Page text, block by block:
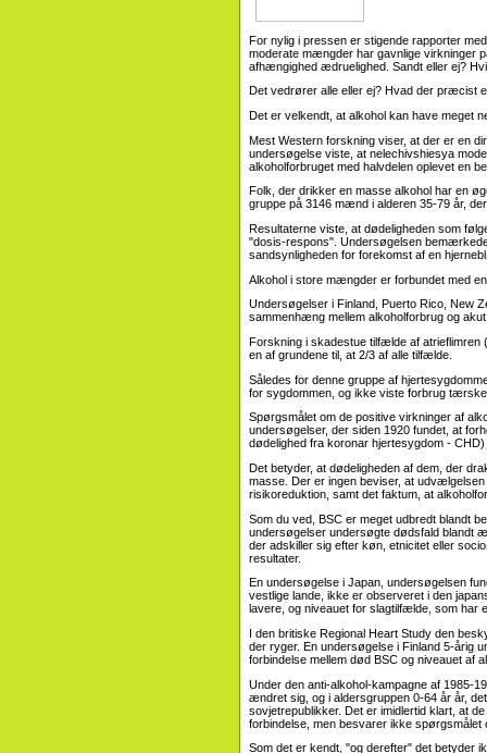
For nylig i pressen er stigende rapporter
moderate mængder har gavnlige virkninger
afhængighed ædruelighed. Sandt eller ej?
Det vedrører alle eller ej? Hvad der præcist
Det er velkendt, at alkohol kan have meget
Mest Western forskning viser, at der er en
undersøgelse viste, at nelechivshiesya
alkoholforbruget med halvdelen oplevet en
Folk, der drikker en masse alkohol har en
gruppe på 3146 mænd i alderen 35-79 år,
Resultaterne viste, at dødeligheden som
"dosis-respons". Undersøgelsen
sandsynligheden for forekomst af en
Alkohol i store mængder er forbundet med
Undersøgelser i Finland, Puerto Rico, New
sammenhæng mellem alkoholforbrug og
Forskning i skadestue tilfælde af
en af ​​grundene til, at 2/3 af alle tilfælde.
Således for denne gruppe af
for sygdommen, og ikke viste forbrug
Spørgsmålet om de positive virkninger af
undersøgelser, der siden 1920 fundet, at
dødelighed fra koronar hjertesygdom -
Det betyder, at dødeligheden af ​​dem, der
masse. Der er ingen beviser, at
risikoreduktion, samt det faktum, at
Som du ved, BSC er meget udbredt blandt
undersøgelser undersøgte dødsfald blandt
der adskiller sig efter køn, etnicitet eller
resultater.
En undersøgelse i Japan, undersøgelsen
vestlige lande, ikke er observeret i den
lavere, og niveauet for slagtilfælde, som har
I den britiske Regional Heart Study den
der ryger. En undersøgelse i Finland 5-årig
forbindelse mellem død BSC og niveauet af
Under den anti-alkohol-kampagne af 1985-
ændret sig, og i aldersgruppen 0-64 år år,
sovjetrepublikker. Det er imidlertid klart, at
forbindelse, men besvarer ikke spørgsmålet
Som det er kendt, "og derefter" det betyder